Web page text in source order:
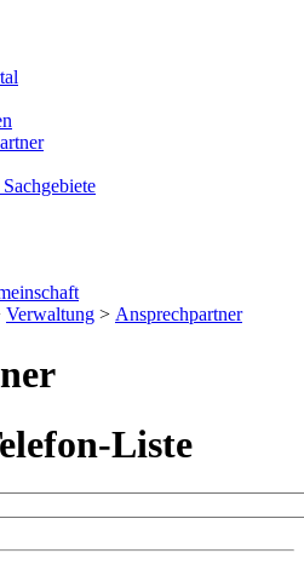
Verwaltung > Ansprechpartner
Liste